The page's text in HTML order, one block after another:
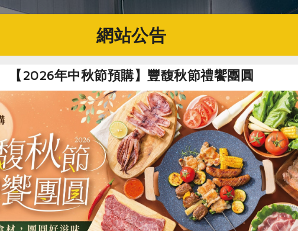
網站公告
【2026年中秋節預購】豐馥秋節禮饗團圓